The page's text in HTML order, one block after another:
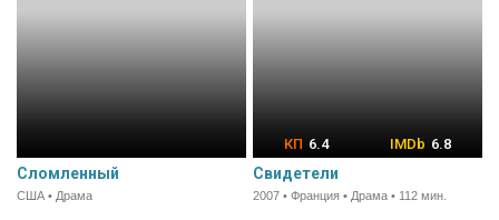
Сломленный
США • Драма
6.4 6.8
Свидетели
2007 • Франция • Драма • 112 мин.